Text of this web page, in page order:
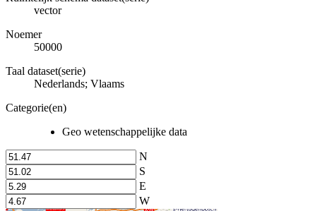
vector
Noemer
50000
Taal dataset(serie)
Nederlands; Vlaams
Categorie(en)
Geo wetenschappelijke data
N
S
E
W